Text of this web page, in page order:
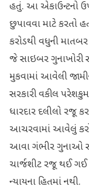
હતું. આ એકાઉન્ટનો
છુપાવવા માટે કરતો
કરોડથી વધુની
જે સાઇબર ગુનાખોરી
મુકવામાં આવેલી
સરકારી વકીલ
ધારદાર દલીલો રજૂ
આચરવામાં આવેલું
આવા ગંભીર ગુનાઓ
ચાર્જશીટ રજૂ થઈ ગઈ
ન્યાયના હિતમાં નથી.